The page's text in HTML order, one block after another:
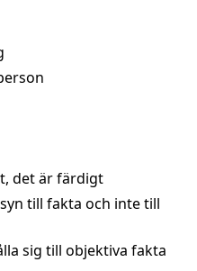
det är färdigt
till fakta och inte till
sig till objektiva fakta